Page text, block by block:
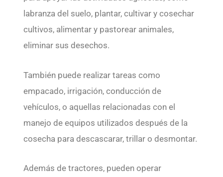
labranza del suelo, plantar, cultivar y cosechar
cultivos, alimentar y pastorear animales,
eliminar sus desechos.
También puede realizar tareas como
empacado, irrigación, conducción de
vehículos, o aquellas relacionadas con el
manejo de equipos utilizados después de la
cosecha para descascarar, trillar o desmontar.
Además de tractores, pueden operar